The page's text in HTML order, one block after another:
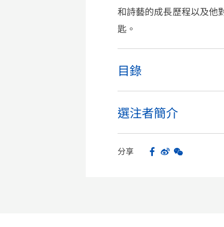
和詩藝的成長歷程以及他
匙。
目錄
選注者簡介
分享 Facebook
Sina Weibo
WeChat